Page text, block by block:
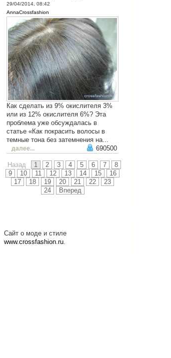
29/04/2014, 08:42
AnnaCrossfashion
Как сделать из 9% окислителя 3%
или из 12% окислителя 6%? Эта
проблема уже обсуждалась в
статье «Как покрасить волосы в
темные тона без затемнения на...
далее... 690500
Назад 1 2 3 4 5 6 7
8
9
10 11 12 13 14 15
16
17
18 19 20 21 22
23
24
Вперед
Сайт о моде и стиле
www.crossfashion.ru